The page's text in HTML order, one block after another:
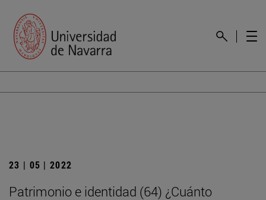
23 | 05 | 2022
Patrimonio e identidad (64) ¿Cuánto